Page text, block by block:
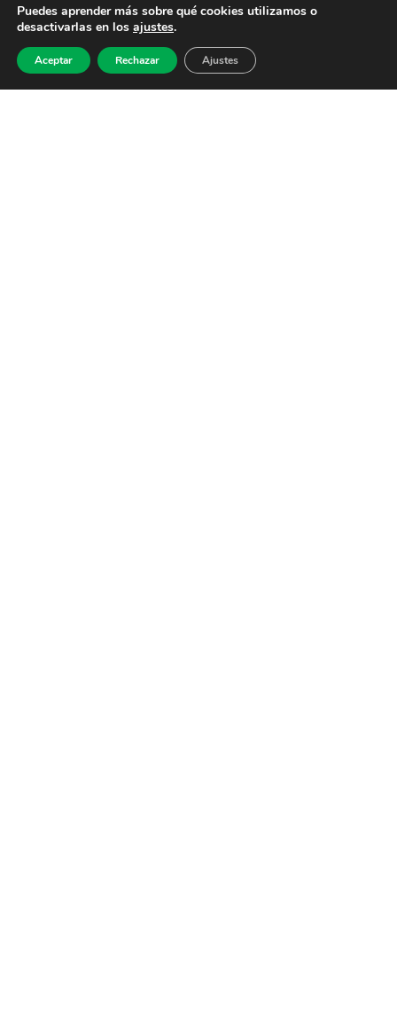
Puedes aprender más sobre qué cookies utilizamos o
desactivarlas en los ajustes.
Aceptar Rechazar Ajustes